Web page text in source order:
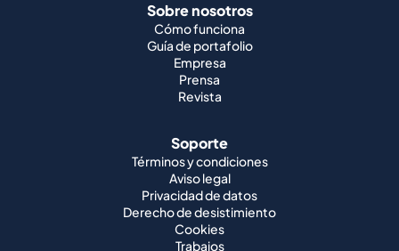
Sobre nosotros
Cómo funciona
Guía de portafolio
Empresa
Prensa
Revista
Soporte
Términos y condiciones
Aviso legal
Privacidad de datos
Derecho de desistimiento
Cookies
Trabajos